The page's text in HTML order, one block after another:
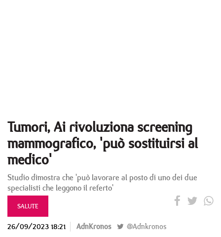
Tumori, Ai rivoluziona screening
mammografico, 'può sostituirsi al
medico'
Studio dimostra che 'può lavorare al posto di uno dei due
specialisti che leggono il referto'
SALUTE
26/09/2023 18:21 AdnKronos @Adnkronos